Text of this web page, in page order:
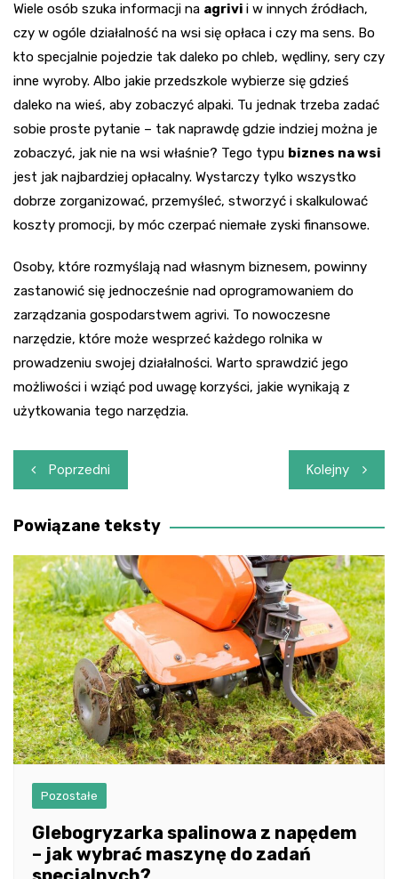
Wiele osób szuka informacji na agrivi i w innych źródłach,
czy w ogóle działalność na wsi się opłaca i czy ma sens. Bo
kto specjalnie pojedzie tak daleko po chleb, wędliny, sery czy
inne wyroby. Albo jakie przedszkole wybierze się gdzieś
daleko na wieś, aby zobaczyć alpaki. Tu jednak trzeba zadać
sobie proste pytanie – tak naprawdę gdzie indziej można je
zobaczyć, jak nie na wsi właśnie? Tego typu biznes na wsi
jest jak najbardziej opłacalny. Wystarczy tylko wszystko
dobrze zorganizować, przemyśleć, stworzyć i skalkulować
koszty promocji, by móc czerpać niemałe zyski finansowe.
Osoby, które rozmyślają nad własnym biznesem, powinny
zastanowić się jednocześnie nad oprogramowaniem do
zarządzania gospodarstwem agrivi. To nowoczesne
narzędzie, które może wesprzeć każdego rolnika w
prowadzeniu swojej działalności. Warto sprawdzić jego
możliwości i wziąć pod uwagę korzyści, jakie wynikają z
użytkowania tego narzędzia.
Nawigacja
wpisu
Poprzedni Kolejny
Powiązane teksty
Pozostałe
Glebogryzarka spalinowa z napędem
– jak wybrać maszynę do zadań